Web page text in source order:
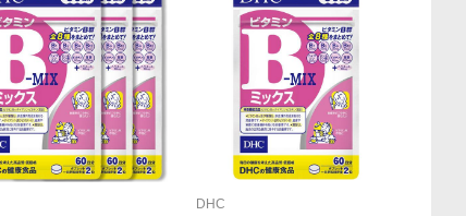
DHC